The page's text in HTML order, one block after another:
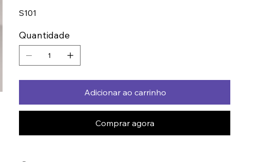
S101
Quantidade
Adicionar ao carrinho
Comprar agora